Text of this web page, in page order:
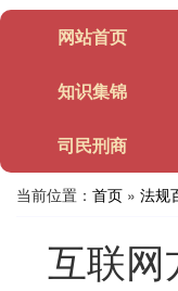
网站首页
知识集锦
司民刑商
当前位置： 首页 » 法规
互联网